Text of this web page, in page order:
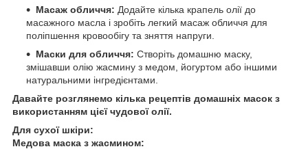
Масаж обличчя: Додайте кілька крапель олії до
масажного масла і зробіть легкий масаж обличчя для
поліпшення кровообігу та зняття напруги.
Маски для обличчя: Створіть домашню маску,
змішавши олію жасмину з медом, йогуртом або іншими
натуральними інгредієнтами.
Давайте розглянемо кілька рецептів домашніх масок з
використанням цієї чудової олії.
Для сухої шкіри:
Медова маска з жасмином: